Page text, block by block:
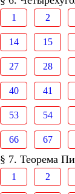
1 2
14 15
27 28
40 41
53 54
66 67
§ 7. Теорема
1 2